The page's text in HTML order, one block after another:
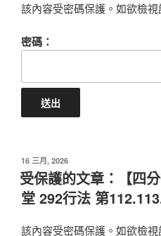
該內容受密碼保護。如欲檢
密碼：
POSTED
ON
16 三月, 2026
受保護的文章：【四
堂 292行法 第
該內容受密碼保護。如欲檢